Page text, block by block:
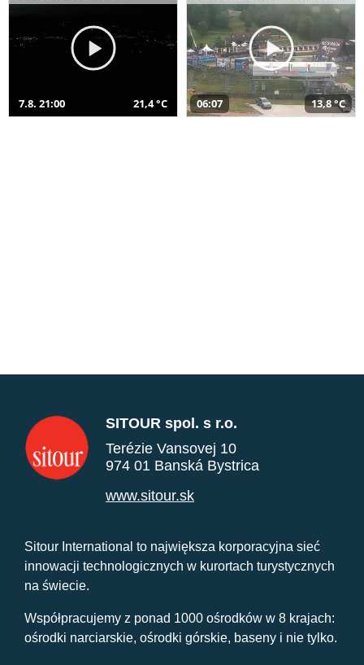
7.8. 21:00 21,4 °C 06:07 13,8 °C
SITOUR spol. s r.o.
Terézie Vansovej 10
974 01 Banská Bystrica
www.sitour.sk
Sitour International to największa korporacyjna sieć
innowacji technologicznych w kurortach turystycznych
na świecie.
Współpracujemy z ponad 1000 ośrodków w 8 krajach:
ośrodki narciarskie, ośrodki górskie, baseny i nie tylko.